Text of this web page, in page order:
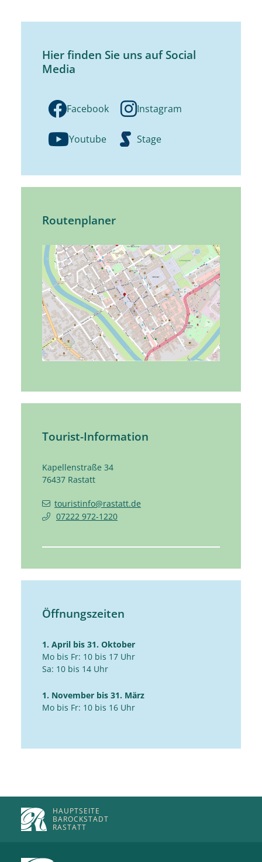
Hier finden Sie uns auf Social
Media
Facebook Instagram
Youtube Stage
Routenplaner
Tourist-Information
Kapellenstraße 34
76437 Rastatt
touristinfo@rastatt.de
07222 972-1220
Öffnungszeiten
1. April bis 31. Oktober
Mo bis Fr: 10 bis 17 Uhr
Sa: 10 bis 14 Uhr
1. November bis 31. März
Mo bis Fr: 10 bis 16 Uhr
HAUPTSEITE
BAROCKSTADT
RASTATT